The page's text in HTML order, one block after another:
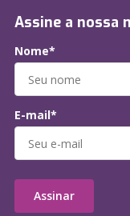
Assine a nossa
Nome*
E-mail*
Assinar